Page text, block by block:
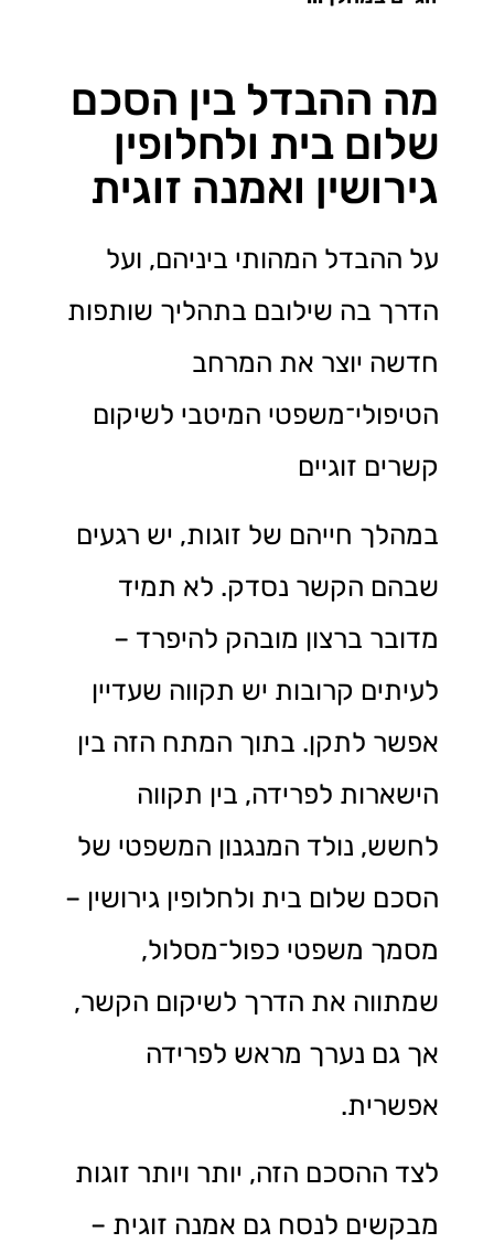
מה ההבדל בין הסכם
שלום בית ולחלופין
גירושין ואמנה זוגית
על ההבדל המהותי ביניהם, ועל
הדרך בה שילובם בתהליך שותפות
חדשה יוצר את המרחב
הטיפולי־משפטי המיטבי לשיקום
קשרים זוגיים
במהלך חייהם של זוגות, יש רגעים
שבהם הקשר נסדק. לא תמיד
מדובר ברצון מובהק להיפרד –
לעיתים קרובות יש תקווה שעדיין
אפשר לתקן. בתוך המתח הזה בין
הישארות לפרידה, בין תקווה
לחשש, נולד המנגנון המשפטי של
הסכם שלום בית ולחלופין גירושין –
מסמך משפטי כפול־מסלול,
שמתווה את הדרך לשיקום הקשר,
אך גם נערך מראש לפרידה
אפשרית.
לצד ההסכם הזה, יותר ויותר זוגות
מבקשים לנסח גם אמנה זוגית –